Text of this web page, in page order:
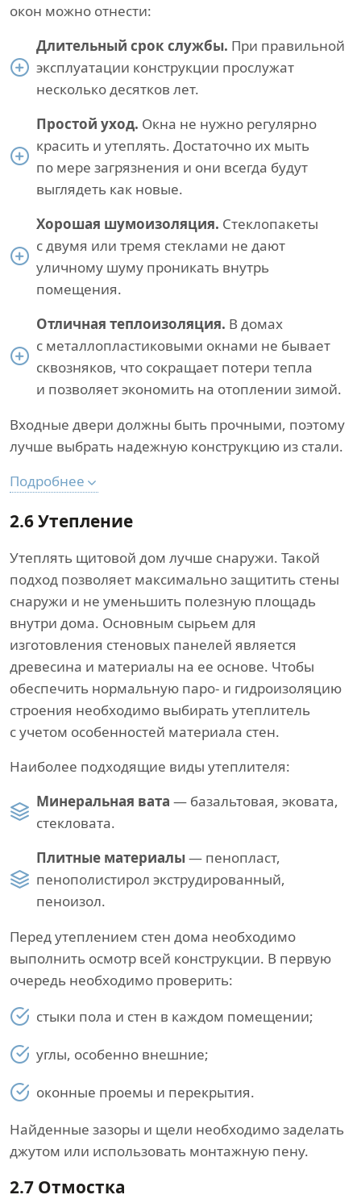
окон можно отнести:
Длительный срок службы. При правильной
эксплуатации конструкции прослужат
несколько десятков лет.
Простой уход. Окна не нужно регулярно
красить и утеплять. Достаточно их мыть
по мере загрязнения и они всегда будут
выглядеть как новые.
Хорошая шумоизоляция. Стеклопакеты
с двумя или тремя стеклами не дают
уличному шуму проникать внутрь
помещения.
Отличная теплоизоляция. В домах
с металлопластиковыми окнами не бывает
сквозняков, что сокращает потери тепла
и позволяет экономить на отоплении зимой.
Входные двери должны быть прочными, поэтому
лучше выбрать надежную конструкцию из стали.
Подробнее
2.6 Утепление
Утеплять щитовой дом лучше снаружи. Такой
подход позволяет максимально защитить стены
снаружи и не уменьшить полезную площадь
внутри дома. Основным сырьем для
изготовления стеновых панелей является
древесина и материалы на ее основе. Чтобы
обеспечить нормальную паро- и гидроизоляцию
строения необходимо выбирать утеплитель
с учетом особенностей материала стен.
Наиболее подходящие виды утеплителя:
Минеральная вата — базальтовая, эковата,
стекловата.
Плитные материалы — пенопласт,
пенополистирол экструдированный,
пеноизол.
Перед утеплением стен дома необходимо
выполнить осмотр всей конструкции. В первую
очередь необходимо проверить:
стыки пола и стен в каждом помещении;
углы, особенно внешние;
оконные проемы и перекрытия.
Найденные зазоры и щели необходимо заделать
джутом или использовать монтажную пену.
2.7 Отмостка